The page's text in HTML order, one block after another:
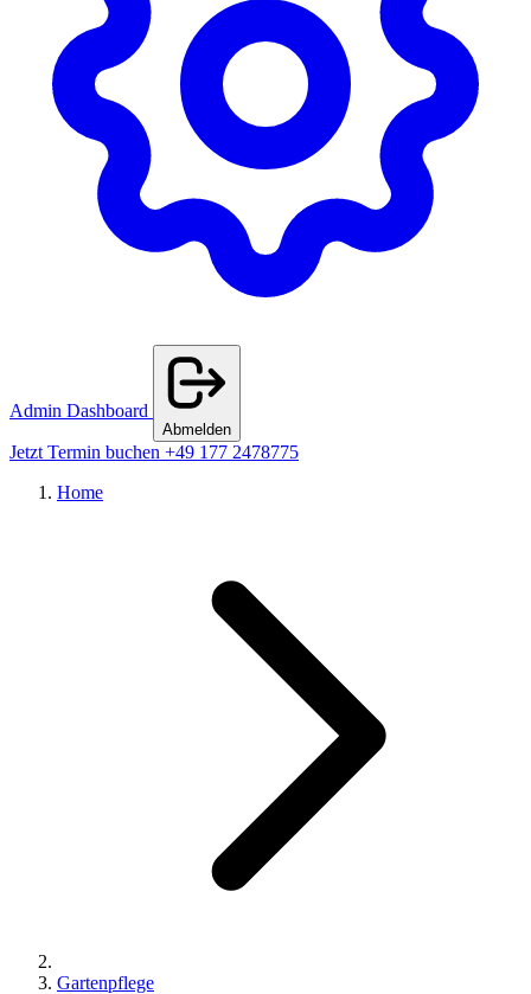
Admin Dashboard
Abmelden
Jetzt Termin buchen +49 177 2478775
Home
Gartenpflege